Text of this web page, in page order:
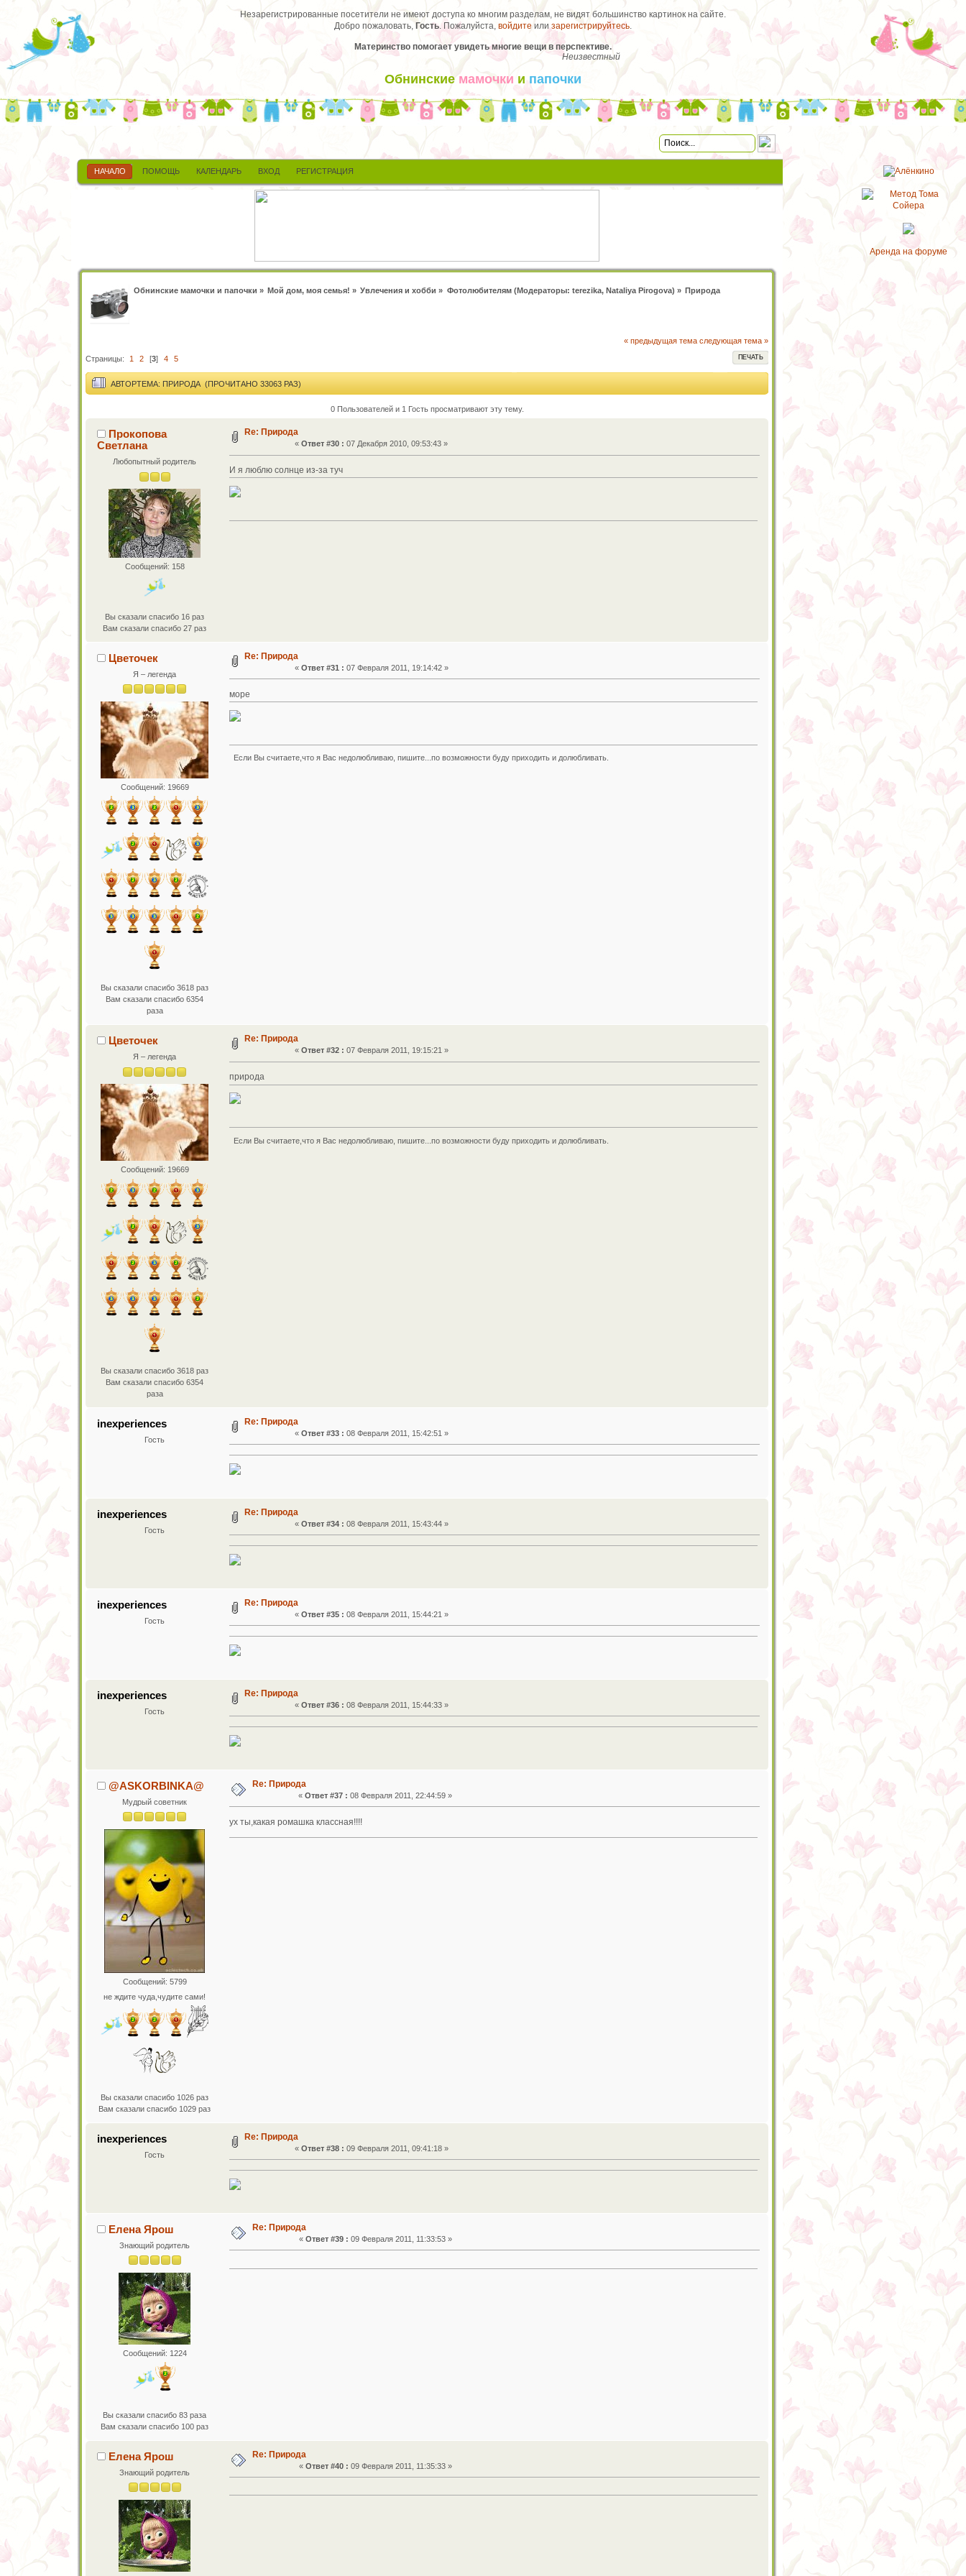
Незарегистрированные посетители не имеют доступа ко многим разделам, не видят большинство картинок на сайте.
Добро пожаловать, Гость. Пожалуйста, войдите илизарегистрируйтесь.
Материнство помогает увидеть многие вещи в перспективе.
Неизвестный
Обнинские мамочки ипапочки
НАЧАЛО ПОМОЩЬ КАЛЕНДАРЬ ВХОД РЕГИСТРАЦИЯ
Обнинские мамочки и папочки » Мой дом, моя семья! » Увлечения и хобби » Фотолюбителям(Модераторы: terezika, Nataliya Pirogova) » Природа
« предыдущая тема следующая тема »
ПЕЧАТЬ
Страницы: 1 2 [3] 4 5
АВТОРТЕМА: ПРИРОДА (ПРОЧИТАНО 33063 РАЗ)
0 Пользователей и 1 Гость просматривают эту тему.
Прокопова
Светлана
Любопытный родитель
Сообщений: 158
Вы сказали спасибо 16 раз
Вам сказали спасибо 27 раз
Re: Природа
«Ответ #30 : 07 Декабря 2010, 09:53:43 »
И я люблю солнце из-за туч
Цветочек
Я – легенда
Сообщений: 19669
Вы сказали спасибо 3618 раз
Вам сказали спасибо 6354
раза
Re: Природа
« Ответ #31 : 07 Февраля 2011, 19:14:42 »
море
Если Вы считаете,что я Вас недолюбливаю, пишите...по возможности буду приходить и долюбливать.
Цветочек
Я – легенда
Сообщений: 19669
Вы сказали спасибо 3618 раз
Вам сказали спасибо 6354
раза
Re: Природа
« Ответ #32 : 07 Февраля 2011, 19:15:21 »
природа
Если Вы считаете,что я Вас недолюбливаю, пишите...по возможности буду приходить и долюбливать.
inexperiences
Гость
Re: Природа
« Ответ #33 : 08 Февраля 2011, 15:42:51 »
inexperiences
Гость
Re: Природа
« Ответ #34 : 08 Февраля 2011, 15:43:44 »
inexperiences
Гость
Re: Природа
« Ответ #35 : 08 Февраля 2011, 15:44:21 »
inexperiences
Гость
Re: Природа
« Ответ #36 : 08 Февраля 2011, 15:44:33 »
@ASKORBINKA@
Мудрый советник
Сообщений: 5799
не ждите чуда,чудите сами!
Вы сказали спасибо 1026 раз
Вам сказали спасибо 1029 раз
Re: Природа
«Ответ #37 : 08 Февраля 2011, 22:44:59 »
ух ты,какая ромашка классная!!!!
inexperiences
Гость
Re: Природа
« Ответ #38 : 09 Февраля 2011, 09:41:18 »
Елена Ярош
Знающий родитель
Сообщений: 1224
Вы сказали спасибо 83 раза
Вам сказали спасибо 100 раз
Re: Природа
« Ответ #39 : 09 Февраля 2011, 11:33:53 »
Елена Ярош
Знающий родитель
Re: Природа
« Ответ #40 : 09 Февраля 2011, 11:35:33 »
Аренда на форуме